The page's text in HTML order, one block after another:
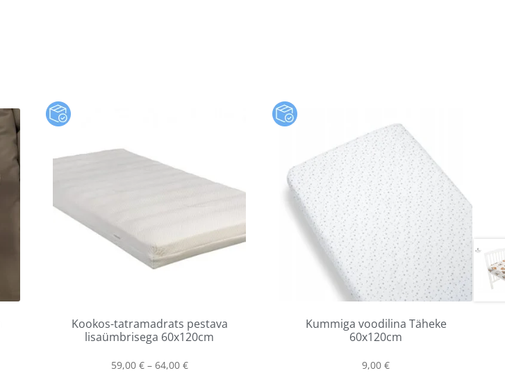
Kookos-tatramadrats pestava
lisaümbrisega 60x120cm
59,00 € – 64,00 €
Kummiga voodilina Täheke
60x120cm
9,00€